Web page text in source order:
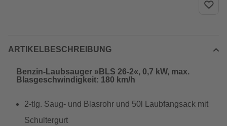
ARTIKELBESCHREIBUNG
Benzin-Laubsauger »BLS 26-2«, 0,7 kW, max.
Blasgeschwindigkeit: 180 km/h
2-tlg. Saug- und Blasrohr und 50l Laubfangsack mit
Schultergurt